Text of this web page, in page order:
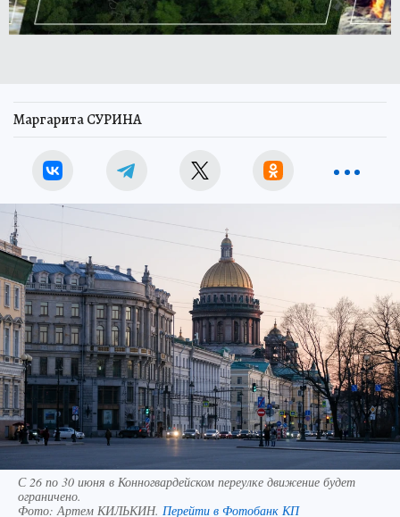
Маргарита СУРИНА
С 26 по 30 июня в Конногвардейском переулке движение будет
ограничено.
Фото: Артем КИЛЬКИН. Перейти в Фотобанк КП